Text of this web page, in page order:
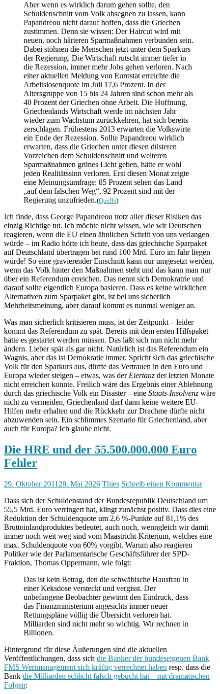
Aber wenn es wirklich darum gehen sollte, den
Schuldenschnitt vom Volk absegnen zu lassen, kann
Papandreou nicht darauf hoffen, dass die Griechen
zustimmen. Denn sie wissen: Der Haircut wird mit
neuen, noch härteren Sparmaßnahmen verbunden sein.
Dabei stöhnen die Menschen jetzt unter dem Sparkurs
der Regierung. Die Wirtschaft rutscht immer tiefer in
die Rezession, immer mehr Jobs gehen verloren. Nach
einer aktuellen Meldung von Eurostat erreichte die
Arbeitslosenquote im Juli 17,6 Prozent. In der
Altersgruppe von 15 bis 24 Jahren sind schon mehr als
40 Prozent der Griechen ohne Arbeit. Die Hoffnung,
Griechenlands Wirtschaft werde im nächsten Jahr
wieder zum Wachstum zurückkehren, hat sich bereits
zerschlagen. Frühestens 2013 erwarten die Volkswirte
ein Ende der Rezession. Sollte Papandreou wirklich
erwarten, dass die Griechen unter diesen düsteren
Vorzeichen dem Schuldenschnitt und weiteren
Sparmaßnahmen grünes Licht geben, hätte er wohl
jeden Realitätssinn verloren. Erst diesen Monat zeigte
eine Meinungsumfrage: 85 Prozent sehen das Land
„auf dem falschen Weg“, 92 Prozent sind mit der
Regierung unzufrieden.(Quelle)
Ich finde, dass George Papandreou trotz aller dieser Risiken das
einzig Richtige tut. Ich möchte nicht wissen, wie wir Deutschen
reagieren, wenn die EU einen ähnlichen Schritt von uns verlangen
würde – im Radio hörte ich heute, dass das griechische Sparpaket
auf Deutschland übertragen bei rund 100 Mrd. Euro im Jahr liegen
würde! So eine gravierender Einschnitt kann nur umgesetzt werden,
wenn das Volk hinter den Maßnahmen steht und das kann man nur
über ein Referendum erreichen. Das nennt sich Demokratrie und
darauf sollte eigentlich Europa basieren. Dass es keine wirklichen
Alternativen zum Sparpaket gibt, ist bei uns sicherlich
Mehrheitsmeinung, aber darauf kommt es nunmal weniger an.
Was man sicherlich kritisieren muss, ist der Zeitpunkt – leider
kommt das Referendum zu spät. Bereits mit dem ersten Hilfspaket
hätte es gestartet werden müssen. Das läßt sich nun nicht mehr
ändern. Lieber spät als gar nicht. Natürlich ist das Referendum ein
Wagnis, aber das ist Demokratie immer. Spricht sich das griechische
Volk für den Sparkurs aus, dürfte das Vertrauen in den Euro und
Europa wieder steigen – etwas, was der Eiertanz der letzten Monate
nicht erreichen konnte. Freilich wäre das Ergebnis einer Ablehnung
durch das griechische Volk ein Disaster – eine Staats-Insolvenz wäre
nicht zu vermeiden, Griechenland darf dann keine weitere EU-
Hilfen mehr erhalten und die Rückkehr zur Drachme dürfte nicht
abzuwenden sein. Ein schlimmes Szenario für Griechenland, aber
auch für Europa? Ich glaube nicht.
Die HRE und der 55.500.000.000 Euro
Fehler
29. Oktober 2011 28. Mai 2026 Thies Schreib einen Kommentar
Dass sich der Schuldenstand der Bundesrepublik Deutschland um
55,5 Mrd. Euro verringert hat, klingt zunächst positiv. Dass dies eine
Reduktion der Schuldenquote um 2,6 %-Punkte auf 81,1% des
Bruttoinlandproduktes bedeutet, auch noch, wenngleich wir damit
immer noch weit weg sind vom Maastricht-Kriterium, welches eine
max. Schuldenquote von 60% vorgibt. Warum also reagieren
Politker wie der Parlamentarische Geschäftsführer der SPD-
Fraktion, Thomas Oppermann, wie folgt:
Das ist kein Betrag, den die schwäbische Hausfrau in
einer Keksdose versteckt und vergisst. Der
unbefangene Beobachter gewinnt den Eindruck, dass
das Finanzministerium angesichts immer neuer
Rettungspläne völlig die Übersicht verloren hat.
Milliarden sind nicht mehr so wichtig. Wir rechnen in
Billionen.
Hintergrund für diese Äußerungen sind die aktuellen
Veröffentlichungen, dass sich die Banker der bundeseigenen Bank
FMS Wertmanagement sich kräftig verrechnet haben resp. dass die
Bank die Milliarden schlicht falsch gebucht hat – mit dramatischen
Folgen: